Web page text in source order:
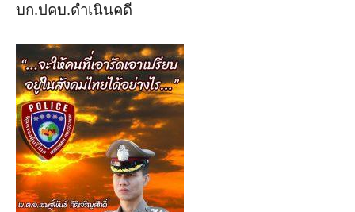
บก.ปคบ.ดำเนินคดี